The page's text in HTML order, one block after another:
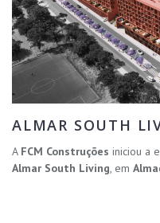
ALMAR SOUTH
A FCM Construções iniciou a
Almar South Living, em